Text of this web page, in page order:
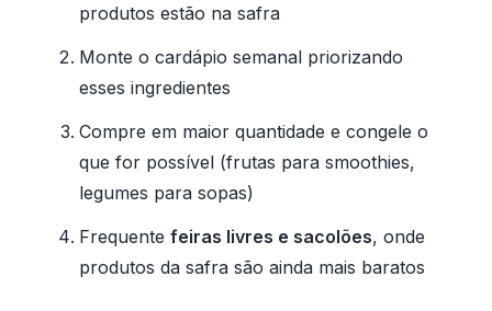
produtos estão na safra
Monte o cardápio semanal priorizando
esses ingredientes
Compre em maior quantidade e congele o
que for possível (frutas para smoothies,
legumes para sopas)
Frequente feiras livres e sacolões, onde
produtos da safra são ainda mais baratos